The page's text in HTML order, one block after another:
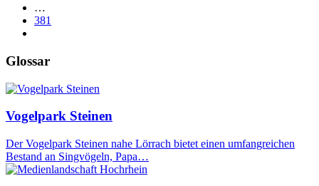
…
381
Glossar
Vogelpark Steinen
Der Vogelpark Steinen nahe Lörrach bietet einen umfangreichen
Bestand an Singvögeln, Papa…